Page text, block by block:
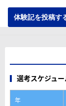
体験記を投稿す
選考スケジュ
年